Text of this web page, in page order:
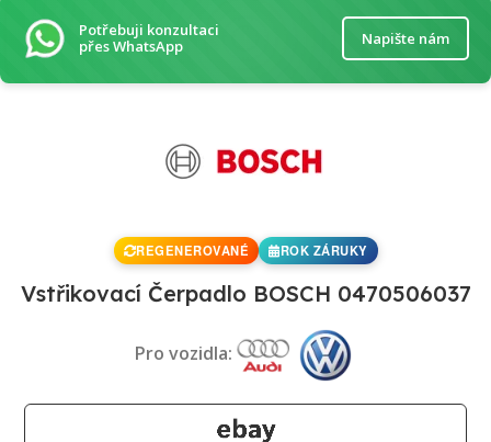
Potřebuji konzultaci
přes WhatsApp
Napište nám
REGENEROVANÉ ROK ZÁRUKY
Vstřikovací Čerpadlo BOSCH 0470506037
Pro vozidla: